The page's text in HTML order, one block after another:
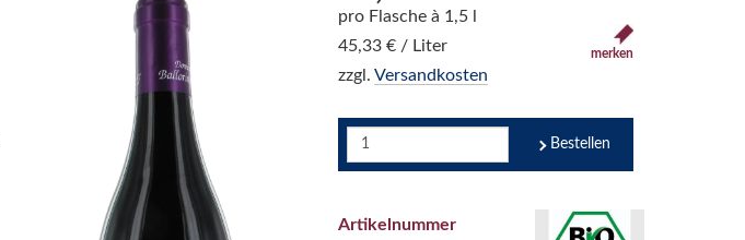
pro Flasche à 1,5 l
45,33 € / Liter
zzgl. Versandkosten
merken
Bestellen
Artikelnummer